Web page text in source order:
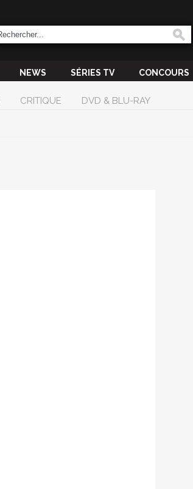
NEWS SÉRIES TV CONCOURS
CRITIQUE DVD & BLU-RAY